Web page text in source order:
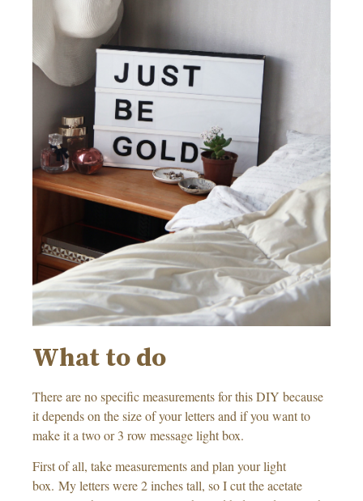
What to do
There are no specific measurements for this DIY because
it depends on the size of your letters and if you want to
make it a two or 3 row message light box.
First of all, take measurements and plan your light
box. My letters were 2 inches tall, so I cut the acetate